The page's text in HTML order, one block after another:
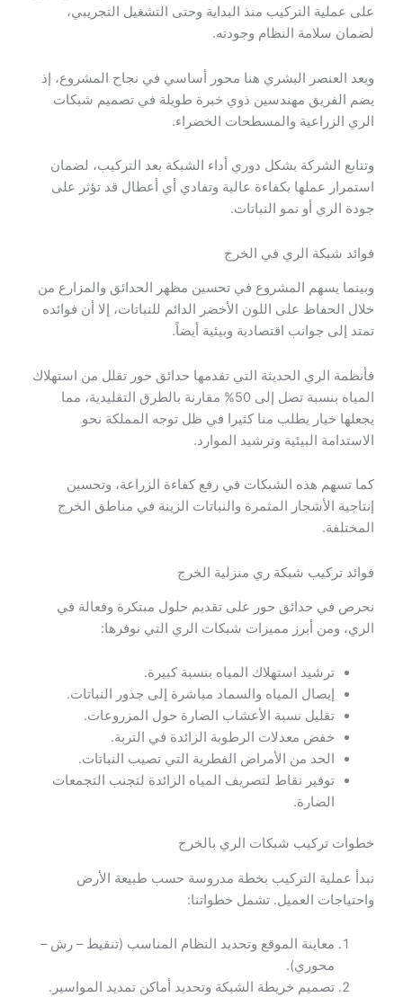
على عملية التركيب منذ البداية وحتى التشغيل التجريبي،
لضمان سلامة النظام وجودته.
ويعد العنصر البشري هنا محور أساسي في نجاح المشروع، إذ
يضم الفريق مهندسين ذوي خبرة طويلة في تصميم شبكات
الري الزراعية والمسطحات الخضراء.
وتتابع الشركة بشكل دوري أداء الشبكة بعد التركيب، لضمان
استمرار عملها بكفاءة عالية وتفادي أي أعطال قد تؤثر على
جودة الري أو نمو النباتات.
فوائد شبكة الري في الخرج
وبينما يسهم المشروع في تحسين مظهر الحدائق والمزارع من
خلال الحفاظ على اللون الأخضر الدائم للنباتات، إلا أن فوائده
تمتد إلى جوانب اقتصادية وبيئية أيضاً.
فأنظمة الري الحديثة التي تقدمها حدائق حور تقلل من استهلاك
المياه بنسبة تصل إلى 50% مقارنة بالطرق التقليدية، مما
يجعلها خيار يطلب منا كثيرا في ظل توجه المملكة نحو
الاستدامة البيئية وترشيد الموارد.
كما تسهم هذه الشبكات في رفع كفاءة الزراعة، وتحسين
إنتاجية الأشجار المثمرة والنباتات الزينة في مناطق الخرج
المختلفة.
فوائد تركيب شبكة ري منزلية الخرج
نحرص في حدائق حور على تقديم حلول مبتكرة وفعالة في
الري، ومن أبرز مميزات شبكات الري التي نوفرها:
ترشيد استهلاك المياه بنسبة كبيرة.
إيصال المياه والسماد مباشرة إلى جذور النباتات.
تقليل نسبة الأعشاب الضارة حول المزروعات.
خفض معدلات الرطوبة الزائدة في التربة.
الحد من الأمراض الفطرية التي تصيب النباتات.
توفير نقاط لتصريف المياه الزائدة لتجنب التجمعات
الضارة.
خطوات تركيب شبكات الري بالخرج
نبدأ عملية التركيب بخطة مدروسة حسب طبيعة الأرض
واحتياجات العميل. تشمل خطواتنا:
معاينة الموقع وتحديد النظام المناسب (تنقيط – رش –
محوري).
تصميم خريطة الشبكة وتحديد أماكن تمديد المواسير.